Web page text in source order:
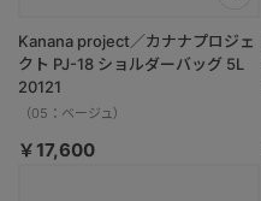
Kanana project／カナナプロジェ
クト PJ-18 ショルダーバッグ 5L
20121
（05：ベージュ）
￥17,600